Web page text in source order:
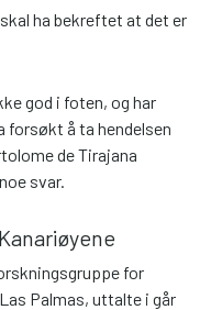
ha bekreftet at det er
god i foten, og har
forsøkt å ta hendelsen
de Tirajana
svar.
for
Palmas, uttalte i går